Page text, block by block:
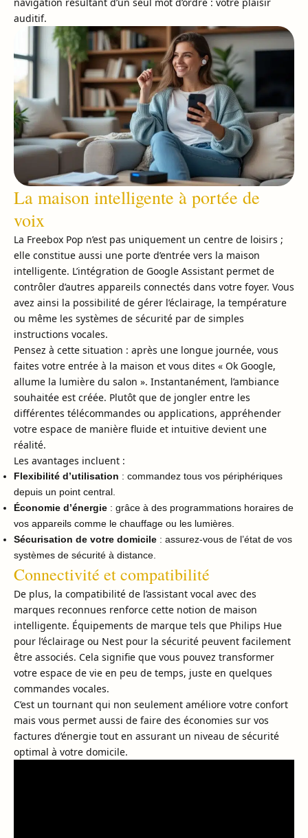
auditif.
La maison intelligente à portée de
voix
La Freebox Pop n’est pas uniquement un centre de loisirs ;
elle constitue aussi une porte d’entrée vers la maison
intelligente. L’intégration de Google Assistant permet de
contrôler d’autres appareils connectés dans votre foyer. Vous
avez ainsi la possibilité de gérer l’éclairage, la température
ou même les systèmes de sécurité par de simples
instructions vocales.
Pensez à cette situation : après une longue journée, vous
faites votre entrée à la maison et vous dites « Ok Google,
allume la lumière du salon ». Instantanément, l’ambiance
souhaitée est créée. Plutôt que de jongler entre les
différentes télécommandes ou applications, appréhender
votre espace de manière fluide et intuitive devient une
réalité.
Les avantages incluent :
Flexibilité d’utilisation : commandez tous vos périphériques
depuis un point central.
Économie d’énergie : grâce à des programmations horaires de
vos appareils comme le chauffage ou les lumières.
Sécurisation de votre domicile : assurez-vous de l’état de vos
systèmes de sécurité à distance.
Connectivité et compatibilité
De plus, la compatibilité de l’assistant vocal avec des
marques reconnues renforce cette notion de maison
intelligente. Équipements de marque tels que Philips Hue
pour l’éclairage ou Nest pour la sécurité peuvent facilement
être associés. Cela signifie que vous pouvez transformer
votre espace de vie en peu de temps, juste en quelques
commandes vocales.
C’est un tournant qui non seulement améliore votre confort
mais vous permet aussi de faire des économies sur vos
factures d’énergie tout en assurant un niveau de sécurité
optimal à votre domicile.